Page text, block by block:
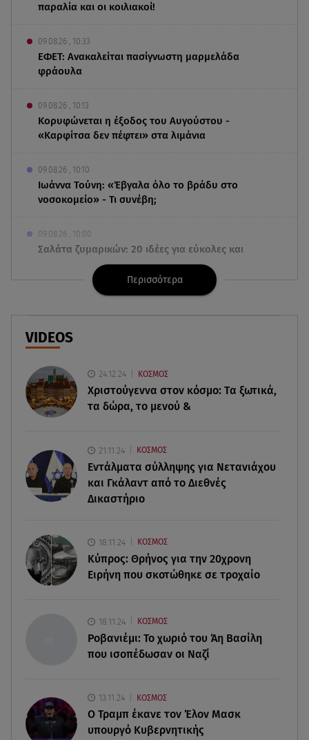
παραλία και οι κοιλιακοί!
09.08.26 , 10:33
ΕΦΕΤ: Ανακαλείται πασίγνωστη μαρμελάδα
φράουλα
09.08.26 , 10:13
Κορυφώνεται η έξοδος του Αυγούστου -
«Καρφίτσα δεν πέφτει» στα λιμάνια
09.08.26 , 10:10
Ιωάννα Τούνη: «Έβγαλα όλο το βράδυ στο
νοσοκομείο» - Τι συνέβη;
09.08.26 , 10:00
Σαλάτα ζυμαρικών: 20 ιδέες για εύκολες και
νόστιμες καλοκαιρινές συνταγές
Καιρός: Red Code σε Αττική και άλλες 5 περιοχές
09.08.26 , 09:15
Opel Astra: Ο «αστραφτερός» απόγονος του
Rekord C
09.08.26 , 09:03
09.08.26 , 08:44
Σοβαρό τροχαίο στο Λαγονήσι: Τραυματίες δύο
αστυνομικοί της ΔΙΑΣ
09.08.26 , 03:00
Εορτολόγιο: Ποιοι γιορτάζουν στις 9 Αυγούστου
από μεζονέτα
Περισσότερα
VIDEOS
24.12.24 ΚΟΣΜΟΣ
Χριστούγεννα στον κόσμο: Tα ξωτικά,
τα δώρα, το μενού &
21.11.24 ΚΟΣΜΟΣ
Εντάλματα σύλληψης για Νετανιάχου
και Γκάλαντ από το Διεθνές
Δικαστήριο
18.11.24 ΚΟΣΜΟΣ
Κύπρος: Θρήνος για την 20χρονη
Ειρήνη που σκοτώθηκε σε τροχαίο
18.11.24 ΚΟΣΜΟΣ
Ροβανιέμι: Το χωριό του Άη Βασίλη
που ισοπέδωσαν οι Ναζί
13.11.24 ΚΟΣΜΟΣ
O Τραμπ έκανε τον Έλον Μασκ
υπουργό Κυβερνητικής